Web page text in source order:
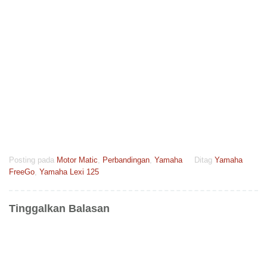
Posting pada Motor Matic, Perbandingan, Yamaha Ditag Yamaha
FreeGo, Yamaha Lexi 125
Tinggalkan Balasan